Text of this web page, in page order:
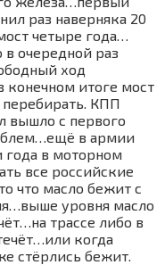
раз наверняка 20
четыре года…
в очередной раз
ход
конечном итоге мост
КПП
вышло с первого
в армии
года в моторном
все российские
что масло бежит с
уровня масло
трассе либо в
когда
стёрлись бежит.